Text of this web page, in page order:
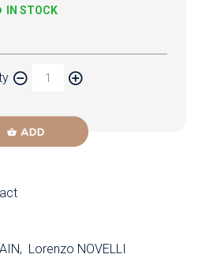
IN STOCK
ADD
Lorenzo NOVELLI